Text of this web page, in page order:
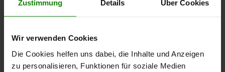
Zustimmung Details Über Cookies
Wir verwenden Cookies
Die Cookies helfen uns dabei, die Inhalte und Anzeigen
zu personalisieren, Funktionen für soziale Medien
FORCE DU RESSORT FINALE F2 ENV. N=35
COUPLE DE DESSERRAGE APPROX. EN NM=0,6